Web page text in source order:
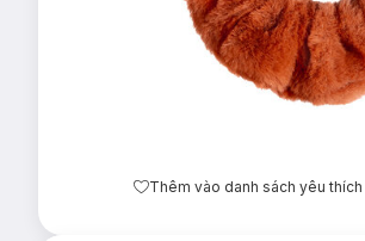
Thêm vào danh sách yêu thích